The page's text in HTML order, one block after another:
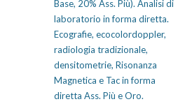
Base, 20% Ass. Più). Analisi di
laboratorio in forma diretta.
Ecografie, ecocolordoppler,
radiologia tradizionale,
densitometrie, Risonanza
Magnetica e Tac in forma
diretta Ass. Più e Oro.